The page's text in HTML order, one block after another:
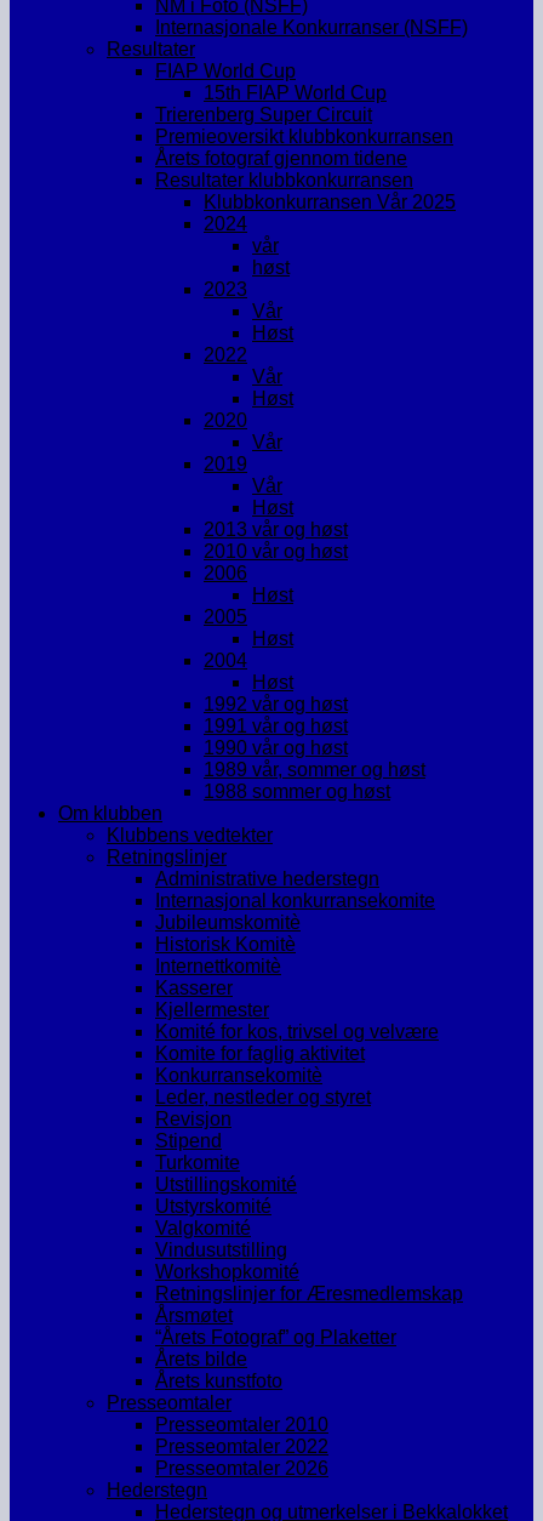
NM i Foto (NSFF)
Internasjonale Konkurranser (NSFF)
Resultater
FIAP World Cup
15th FIAP World Cup
Trierenberg Super Circuit
Premieoversikt klubbkonkurransen
Årets fotograf gjennom tidene
Resultater klubbkonkurransen
Klubbkonkurransen Vår 2025
2024
vår
høst
2023
Vår
Høst
2022
Vår
Høst
2020
Vår
2019
Vår
Høst
2013 vår og høst
2010 vår og høst
2006
Høst
2005
Høst
2004
Høst
1992 vår og høst
1991 vår og høst
1990 vår og høst
1989 vår, sommer og høst
1988 sommer og høst
Om klubben
Klubbens vedtekter
Retningslinjer
Administrative hederstegn
Internasjonal konkurransekomite
Jubileumskomitè
Historisk Komitè
Internettkomitè
Kasserer
Kjellermester
Komité for kos, trivsel og velvære
Komite for faglig aktivitet
Konkurransekomitè
Leder, nestleder og styret
Revisjon
Stipend
Turkomite
Utstillingskomité
Utstyrskomité
Valgkomité
Vindusutstilling
Workshopkomité
Retningslinjer for Æresmedlemskap
Årsmøtet
“Årets Fotograf” og Plaketter
Årets bilde
Årets kunstfoto
Presseomtaler
Presseomtaler 2010
Presseomtaler 2022
Presseomtaler 2026
Hederstegn
Hederstegn og utmerkelser i Bekkalokket